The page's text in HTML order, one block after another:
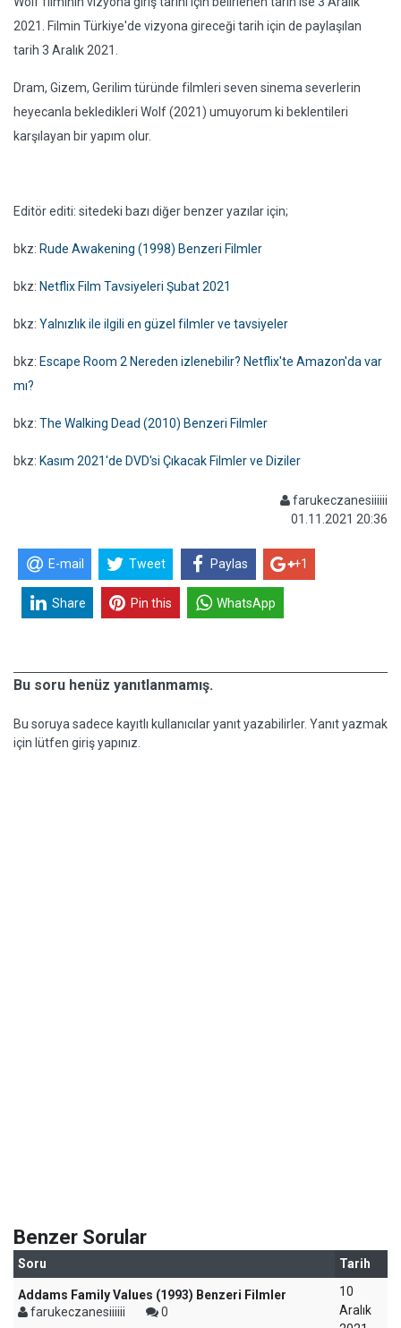
2021. Filmin Türkiye'de vizyona gireceği tarih için de paylaşılan
tarih 3 Aralık 2021.
Dram, Gizem, Gerilim türünde filmleri seven sinema severlerin
heyecanla bekledikleri Wolf (2021) umuyorum ki beklentileri
karşılayan bir yapım olur.
Editör editi: sitedeki bazı diğer benzer yazılar için;
bkz: Rude Awakening (1998) Benzeri Filmler
bkz: Netflix Film Tavsiyeleri Şubat 2021
bkz: Yalnızlık ile ilgili en güzel filmler ve tavsiyeler
bkz: Escape Room 2 Nereden izlenebilir? Netflix'te Amazon'da var
mı?
bkz: The Walking Dead (2010) Benzeri Filmler
bkz: Kasım 2021'de DVD'si Çıkacak Filmler ve Diziler
farukeczanesiiiiii
01.11.2021 20:36
E-mail Tweet Paylas +1
Share Pin this WhatsApp
Bu soru henüz yanıtlanmamış.
Bu soruya sadece kayıtlı kullanıcılar yanıt yazabilirler. Yanıt yazmak
için lütfen giriş yapınız.
Benzer Sorular
Soru Tarih
Addams Family Values (1993) Benzeri Filmler
farukeczanesiiiiii
0
10
Aralık